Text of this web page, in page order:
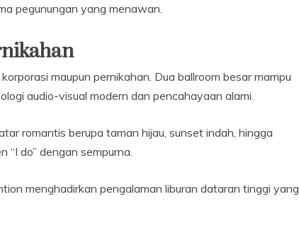
pegunungan yang menawan.
maupun pernikahan. Dua ballroom besar mampu
audio-visual modern dan pencahayaan alami.
romantis berupa taman hijau, sunset indah, hingga
do” dengan sempurna.
menghadirkan pengalaman liburan dataran tinggi yang